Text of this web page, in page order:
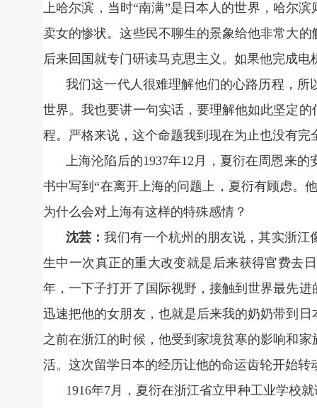
上哈尔滨，当时“南满”是日本人的世界，哈尔
卖女的惨状。这些民不聊生的景象给他非常大
后来回国就专门研读马克思主义。如果他完成
我们这一代人很难理解他们的心路历程，
世界。我也要讲一句实话，要理解他如此坚定
程。严格来说，这个命题我到现在为止也没有
上海沦陷后的1937年12月，夏衍在周恩来
书中写到“在离开上海的问题上，夏衍有顾虑。
为什么会对上海有这样的特殊感情？
沈芸：我们有一个杭州的朋友说，其实浙
生中一次真正的重大改变就是后来获得官费
年，一下子打开了国际视野，接触到世界最先
迅速把他的女朋友，也就是后来我的奶奶带到
之前在浙江的时候，他受到家境贫寒的影响和
活。这次留学日本的经历让他的命运齿轮开始
1916年7月，夏衍在浙江省立甲种工业学校